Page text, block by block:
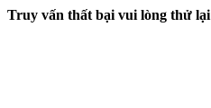
Truy vấn thất bại vui lòng thử lại